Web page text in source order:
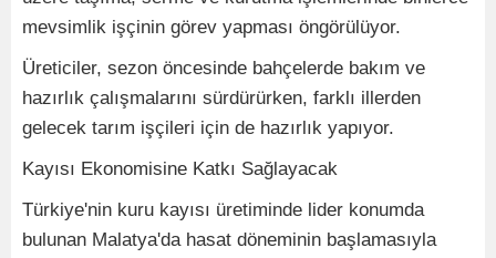
mevsimlik işçinin görev yapması öngörülüyor.
Üreticiler, sezon öncesinde bahçelerde bakım ve
hazırlık çalışmalarını sürdürürken, farklı illerden
gelecek tarım işçileri için de hazırlık yapıyor.
Kayısı Ekonomisine Katkı Sağlayacak
Türkiye'nin kuru kayısı üretiminde lider konumda
bulunan Malatya'da hasat döneminin başlamasıyla